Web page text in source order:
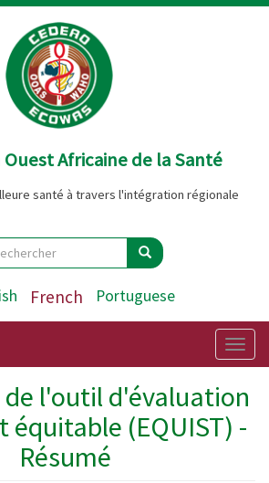
Africaine de la Santé
santé à travers l'intégration régionale
Rechercher
French Portuguese
l'outil d'évaluation
équitable (EQUIST) -
Résumé